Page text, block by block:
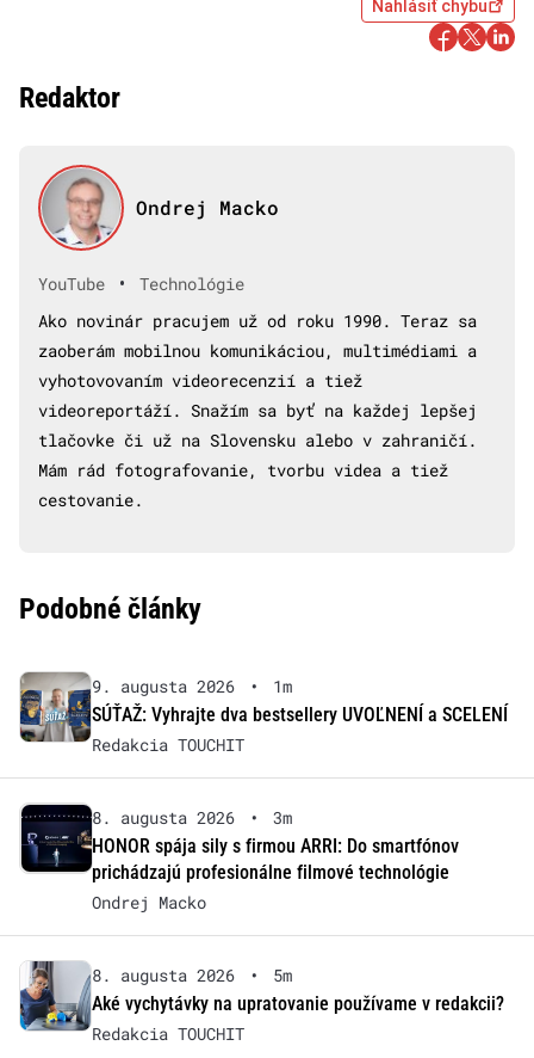
Nahlásiť chybu
Redaktor
Ondrej Macko
YouTube •
Technológie
Ako novinár pracujem už od roku 1990. Teraz sa
zaoberám mobilnou komunikáciou, multimédiami a
vyhotovovaním videorecenzií a tiež
videoreportáží. Snažím sa byť na každej lepšej
tlačovke či už na Slovensku alebo v zahraničí.
Mám rád fotografovanie, tvorbu videa a tiež
cestovanie.
Podobné články
9. augusta 2026 •
1m
SÚŤAŽ: Vyhrajte dva bestsellery UVOĽNENÍ a SCELENÍ
Redakcia TOUCHIT
8. augusta 2026 •
3m
HONOR spája sily s firmou ARRI: Do smartfónov
prichádzajú profesionálne filmové technológie
Ondrej Macko
8. augusta 2026 •
5m
Aké vychytávky na upratovanie používame v redakcii?
Redakcia TOUCHIT